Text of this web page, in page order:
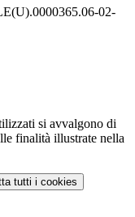
02-
si avvalgono di
finalità illustrate nella
tutti i cookies